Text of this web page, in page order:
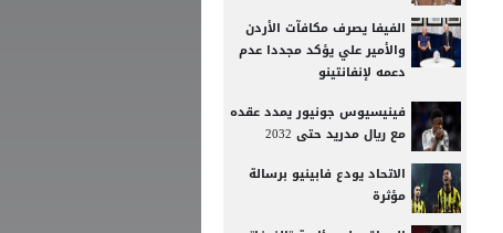
الفيفا يصرف مكافآت الأردن
والأمير علي يؤكد مجددا عدم
دعمه لإنفانتينو
فينيسيوس جونيور يمدد عقده
مع ريال مدريد حتى 2032
الاتحاد يودع فابينيو برسالة
مؤثرة